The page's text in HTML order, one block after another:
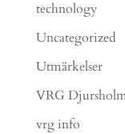
technology
Uncategorized
Utmärkelser
VRG
vrg info